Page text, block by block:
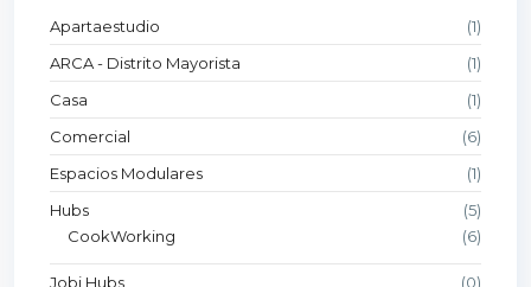
Apartaestudio
(1)
ARCA - Distrito Mayorista
(1)
Casa
(1)
Comercial
(6)
Espacios Modulares
(1)
Hubs
(5)
CookWorking
(6)
Jobi Hubs
(0)